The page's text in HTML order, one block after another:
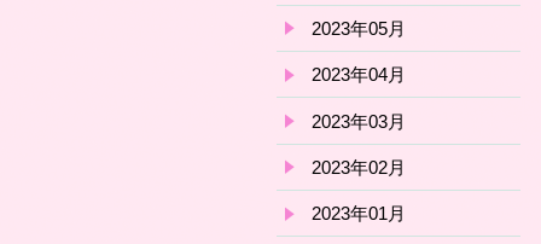
2023年05月
2023年04月
2023年03月
2023年02月
2023年01月